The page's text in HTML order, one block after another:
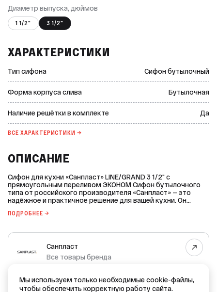
Диаметр выпуска, дюймов
1 1/2" 3 1/2"
ХАРАКТЕРИСТИКИ
Тип сифона Сифон бутылочный
Форма корпуса слива Бутылочная
Наличие решётки в комплекте Да
ВСЕ ХАРАКТЕРИСТИКИ →
ОПИСАНИЕ
Сифон для кухни «Санпласт» LINE/GRAND 3 1/2" с
прямоугольным переливом ЭКОНОМ Сифон бутылочного
типа от российского производителя «Санпласт» — это
надёжное и практичное решение для вашей кухни. Он
обеспечивает долговечность и устойчивость к коррозии.
Диаметр выпуска: 3 1/2" (115 мм). * Диаметр решётки: 114
мм. * Диаметр подключения резьбы: 1 1/2". * Наличие
перелива: да, прямоугольный. * Материал втулки: пластик. *
Материал решётки: нержавеющая сталь. * Материал
сифона: полипропилен. * Форма корпуса слива:
бутылочная. * Тип затвора: гидрозатвор. * Возможность
регулировки по высоте: да. * Габаритная высота сифона:
225 / 260 мм. * Минимальная температура жидкости: +10 °C.
ПОДРОБНЕЕ →
Санпласт
Все товары бренда
РОССИЯ — страна производства
Мы используем только необходимые cookie-файлы,
чтобы обеспечить корректную работу сайта.